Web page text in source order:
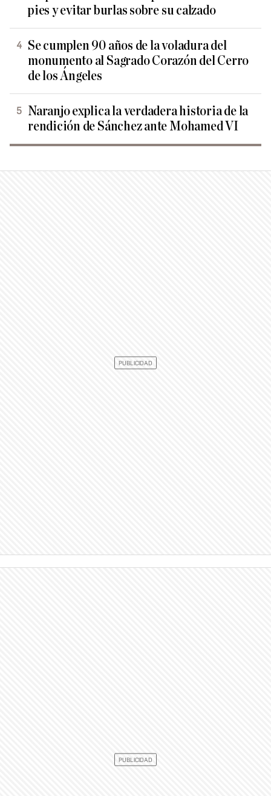
pies y evitar burlas sobre su calzado
Se cumplen 90 años de la voladura del
monumento al Sagrado Corazón del Cerro
de los Ángeles
Naranjo explica la verdadera historia de la
rendición de Sánchez ante Mohamed VI